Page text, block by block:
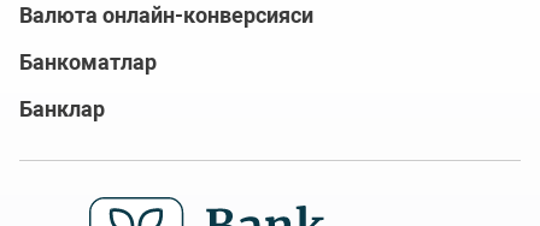
Валюта онлайн-конверсияси
Банкоматлар
Банклар